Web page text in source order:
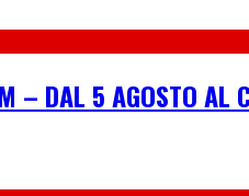
– DAL 5 AGOSTO AL